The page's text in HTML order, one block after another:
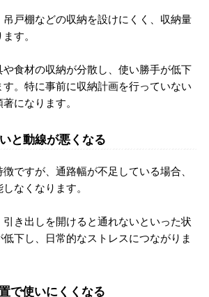
戸棚などの収納を設けにくく、収納量
す。
食材の収納が分散し、使い勝手が低下
。特に事前に収納計画を行っていない
になります。
と動線が悪くなる
ですが、通路幅が不足している場合、
なくなります。
引き出しを開けると通れないといった状
下し、日常的なストレスにつながりま
で使いにくくなる